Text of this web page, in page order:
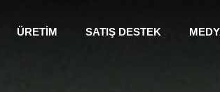
ÜRETİM SATIŞ DESTEK